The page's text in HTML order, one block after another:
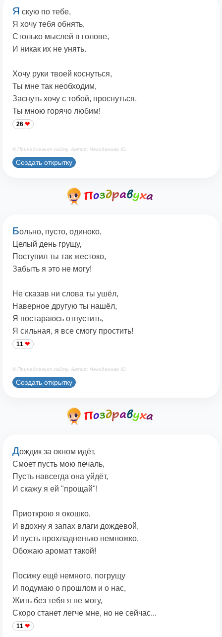
Я скую по тебе,
Я хочу тебя обнять,
Столько мыслей в голове,
И никак их не унять.
Хочу руки твоей коснуться,
Ты мне так необходим,
Заснуть хочу с тобой, проснуться,
Ты мною горячо любим!
26
© Принадлежит сайту. Автор: Чекоданова Ю.
Создать открытку
Больно, пусто, одиноко,
Целый день грущу,
Поступил ты так жестоко,
Забыть я это не могу!
Не сказав ни слова ты ушёл,
Наверное другую ты нашёл,
Я постараюсь отпустить,
Я сильная, я все смогу простить!
11
© Принадлежит сайту. Автор: Чекоданова Ю.
Создать открытку
Дождик за окном идёт,
Смоет пусть мою печаль,
Пусть навсегда она уйдёт,
И скажу я ей "прощай"!
Приоткрою я окошко,
И вдохну я запах влаги дождевой,
И пусть прохладненько немножко,
Обожаю аромат такой!
Посижу ещё немного, погрущу
И подумаю о прошлом и о нас,
Жить без тебя я не могу,
Скоро станет легче мне, но не сейчас...
11